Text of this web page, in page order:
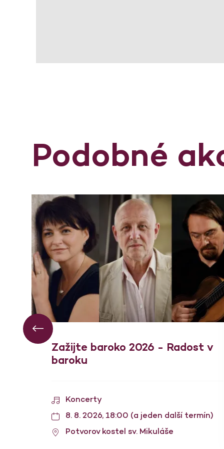
Podobné
Zažijte baroko 2026 - Radost v
baroku
Koncerty
8. 8. 2026, 18:00 (a jeden další termín)
Potvorov kostel sv. Mikuláše